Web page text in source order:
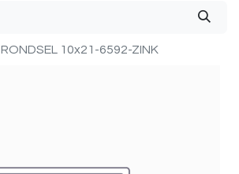
RONDSEL 10x21-6592-ZINK